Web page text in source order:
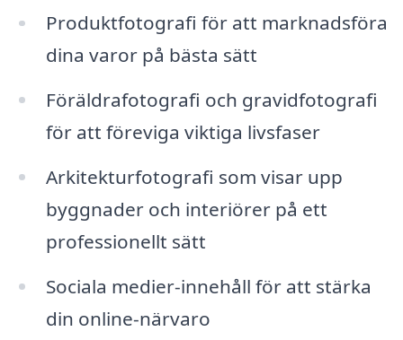
Produktfotografi för att marknadsföra
dina varor på bästa sätt
Föräldrafotografi och gravidfotografi
för att föreviga viktiga livsfaser
Arkitekturfotografi som visar upp
byggnader och interiörer på ett
professionellt sätt
Sociala medier-innehåll för att stärka
din online-närvaro